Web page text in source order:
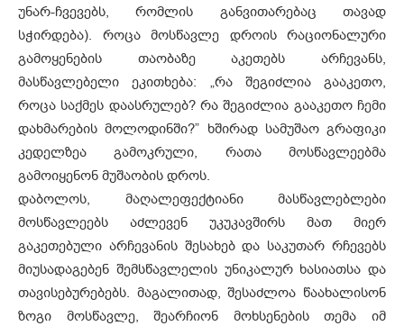
უნარ-ჩვევებს, რომლის განვითარებაც თავად
სჭირდება). როცა მოსწავლე დროის რაციონალური
გამოყენების თაობაზე აკეთებს არჩევანს,
მასწავლებელი ეკითხება: „რა შეგიძლია გააკეთო,
როცა საქმეს დაასრულებ? რა შეგიძლია გააკეთო ჩემი
დახმარების მოლოდინში?” ხშირად სამუშაო გრაფიკი
კედელზეა გამოკრული, რათა მოსწავლეებმა
გამოიყენონ მუშაობის დროს.
დაბოლოს, მაღალეფექტიანი მასწავლებლები
მოსწავლეებს აძლევენ უკუკავშირს მათ მიერ
გაკეთებული არჩევანის შესახებ და საკუთარ რჩევებს
მიუსადაგებენ შემსწავლელის უნიკალურ ხასიათსა და
თავისებურებებს. მაგალითად, შესაძლოა წაახალისონ
ზოგი მოსწავლე, შეარჩიონ მოხსენების თემა იმ